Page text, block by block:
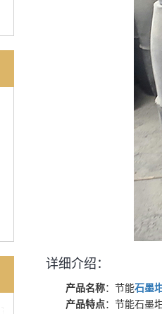
详细介绍：
产品名称：节能石墨
产品特点：节能石墨